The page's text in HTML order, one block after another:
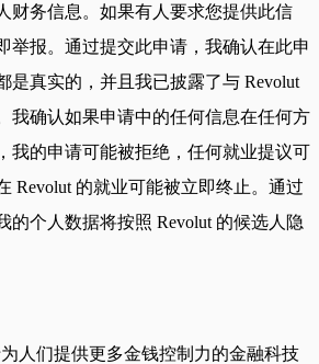
财务信息。如果有人要求您提供此信
举报。通过提交此申请，我确认在此申
是真实的，并且我已披露了与 Revolut
我确认如果申请中的任何信息在任何方
我的申请可能被拒绝，任何就业提议可
Revolut 的就业可能被立即终止。通过
的个人数据将按照 Revolut 的候选人隐
人们提供更多金钱控制力的金融科技